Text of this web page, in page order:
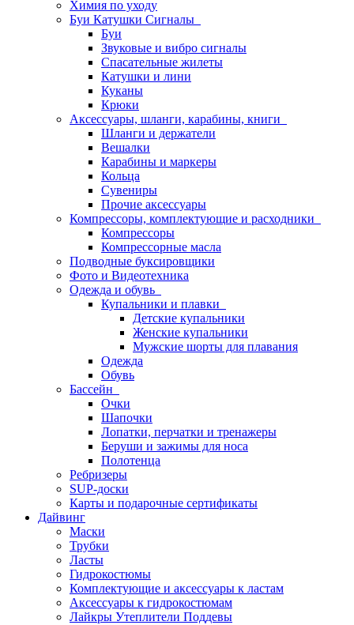
Химия по уходу
Буи Катушки Сигналы
Буи
Звуковые и вибро сигналы
Спасательные жилеты
Катушки и лини
Куканы
Крюки
Аксессуары, шланги, карабины, книги
Шланги и держатели
Вешалки
Карабины и маркеры
Кольца
Сувениры
Прочие аксессуары
Компрессоры, комплектующие и расходники
Компрессоры
Компрессорные масла
Подводные буксировщики
Фото и Видеотехника
Одежда и обувь
Купальники и плавки
Детские купальники
Женские купальники
Мужские шорты для плавания
Одежда
Обувь
Бассейн
Очки
Шапочки
Лопатки, перчатки и тренажеры
Беруши и зажимы для носа
Полотенца
Ребризеры
SUP-доски
Карты и подарочные сертификаты
Дайвинг
Маски
Трубки
Ласты
Гидрокостюмы
Комплектующие и аксессуары к ластам
Аксессуары к гидрокостюмам
Лайкры Утеплители Поддевы